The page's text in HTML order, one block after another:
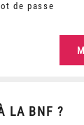
de passe
LA BNF ?